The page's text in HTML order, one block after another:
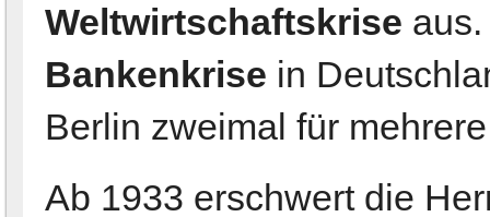
Weltwirtschaftskrise
Bankenkrise in
Berlin zweimal für
Ab 1933 erschwert die